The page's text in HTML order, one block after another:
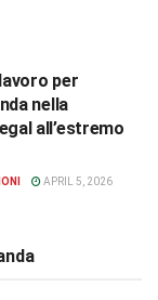
per
nella
all’estremo
APRIL 5, 2026